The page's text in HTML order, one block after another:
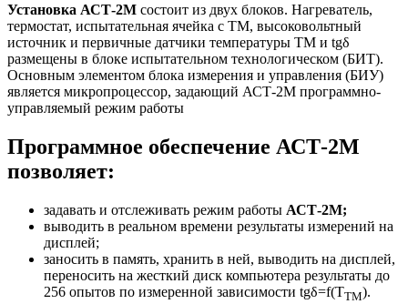
Установка АСТ-2М состоит из двух блоков. Нагреватель,
термостат, испытательная ячейка с ТМ, высоковольтный
источник и первичные датчики температуры ТМ и tgδ
размещены в блоке испытательном технологическом (БИТ).
Основным элементом блока измерения и управления (БИУ)
является микропроцессор, задающий АСТ-2М программно-
управляемый режим работы
Программное обеспечение АСТ-2М
позволяет:
задавать и отслеживать режим работы АСТ-2М;
выводить в реальном времени результаты измерений на
дисплей;
заносить в память, хранить в ней, выводить на дисплей,
переносить на жесткий диск компьютера результаты до
256 опытов по измеренной зависимости tgδ=f(ТТМ).